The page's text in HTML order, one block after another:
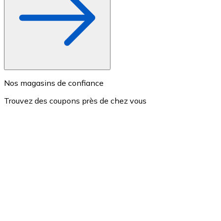
Nos magasins de confiance
Trouvez des coupons près de chez vous